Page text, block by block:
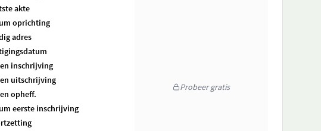
akte
oprichting
adres
inschrijving
uitschrijving
opheff.
eerste inschrijving
Probeer gratis